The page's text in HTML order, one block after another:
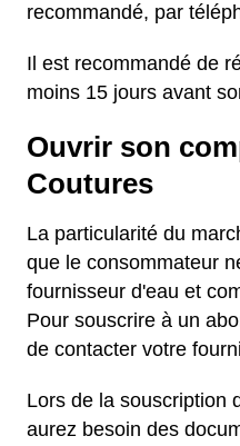
recommandé, par
Il est recommandé de
moins 15 jours avant
Ouvrir son
Coutures
La particularité du
que le consommateur
fournisseur d'eau et
Pour souscrire à un
de contacter votre
Lors de la souscription
aurez besoin des